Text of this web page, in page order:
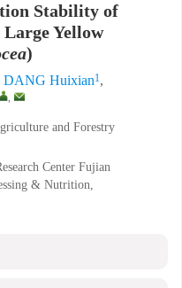
Stability of
Yellow
)
DANG Huixian1,
,
and Forestry
Center Fujian
& Nutrition,